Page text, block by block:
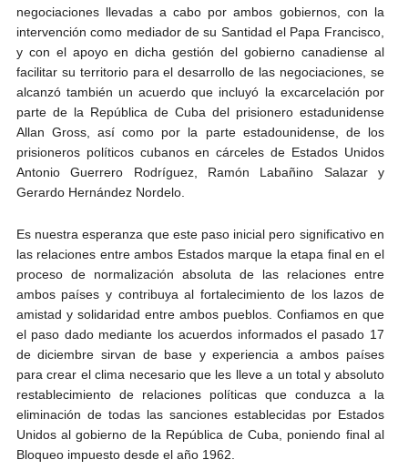
negociaciones llevadas a cabo por ambos gobiernos, con la
intervención como mediador de su Santidad el Papa Francisco,
y con el apoyo en dicha gestión del gobierno canadiense al
facilitar su territorio para el desarrollo de las negociaciones, se
alcanzó también un acuerdo que incluyó la excarcelación por
parte de la República de Cuba del prisionero estadunidense
Allan Gross, así como por la parte estadounidense, de los
prisioneros políticos cubanos en cárceles de Estados Unidos
Antonio Guerrero Rodríguez, Ramón Labañino Salazar y
Gerardo Hernández Nordelo.
Es nuestra esperanza que este paso inicial pero significativo en
las relaciones entre ambos Estados marque la etapa final en el
proceso de normalización absoluta de las relaciones entre
ambos países y contribuya al fortalecimiento de los lazos de
amistad y solidaridad entre ambos pueblos. Confiamos en que
el paso dado mediante los acuerdos informados el pasado 17
de diciembre sirvan de base y experiencia a ambos países
para crear el clima necesario que les lleve a un total y absoluto
restablecimiento de relaciones políticas que conduzca a la
eliminación de todas las sanciones establecidas por Estados
Unidos al gobierno de la República de Cuba, poniendo final al
Bloqueo impuesto desde el año 1962.